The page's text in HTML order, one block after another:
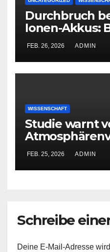
Durchbruch
Ionen-Akkus:
Forscher
Energiedichte
FEB. 26, 2026 ADMIN
WISSENSCHAFT
Studie warnt
g durch
FEB. 25, 2026 ADMIN
Schreibe
Deine E-Mail-Adresse